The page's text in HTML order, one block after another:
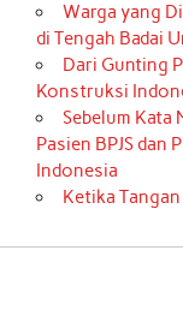
Warga yang
di Tengah Badai
Dari Gunting
Konstruksi
Sebelum Kata
Pasien BPJS dan
Indonesia
Ketika